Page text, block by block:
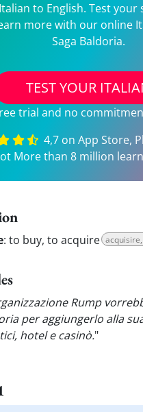
to English. Test your
more with our online
Saga Baldoria.
TEST YOUR
trial and no
4,7 on App Store,
More than 8 million
: to buy, to acquire
Rump
per aggiungerlo alla
hotel e casinò."